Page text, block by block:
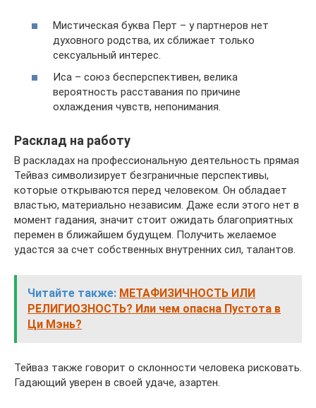
Мистическая буква Перт – у партнеров нет
духовного родства, их сближает только
сексуальный интерес.
Иса – союз бесперспективен, велика
вероятность расставания по причине
охлаждения чувств, непонимания.
Расклад на работу
В раскладах на профессиональную деятельность прямая
Тейваз символизирует безграничные перспективы,
которые открываются перед человеком. Он обладает
властью, материально независим. Даже если этого нет в
момент гадания, значит стоит ожидать благоприятных
перемен в ближайшем будущем. Получить желаемое
удастся за счет собственных внутренних сил, талантов.
Читайте также: МЕТАФИЗИЧНОСТЬ ИЛИ
РЕЛИГИОЗНОСТЬ? Или чем опасна Пустота в
Ци Мэнь?
Тейваз также говорит о склонности человека рисковать.
Гадающий уверен в своей удаче, азартен.